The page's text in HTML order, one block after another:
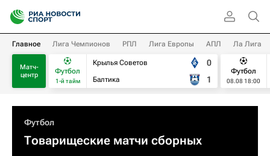
Главное Лига Чемпионов РПЛ Лига Европы АПЛ Ла Лига
Матч-
центр
Футбол
1-й тайм
Крылья Советов
Балтика
0
1
Футбол
08.08 18:00
Футбол
Товарищеские матчи сборных